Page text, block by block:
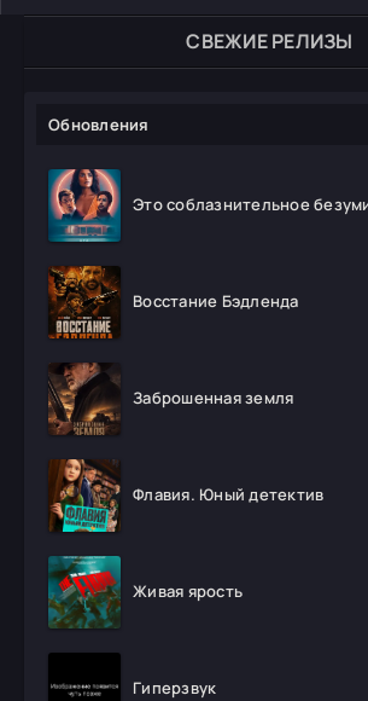
СВЕЖИЕ РЕЛИЗЫ
Обновления
Это соблазнительное
Восстание Бэдленда
Заброшенная земля
Флавия. Юный детектив
Живая ярость
Гиперзвук